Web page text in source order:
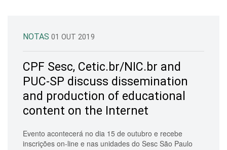
NOTAS 01 OUT 2019
CPF Sesc, Cetic.br/NIC.br and
PUC-SP discuss dissemination
and production of educational
content on the Internet
Evento acontecerá no dia 15 de outubro e recebe
inscrições on-line e nas unidades do Sesc São Paulo